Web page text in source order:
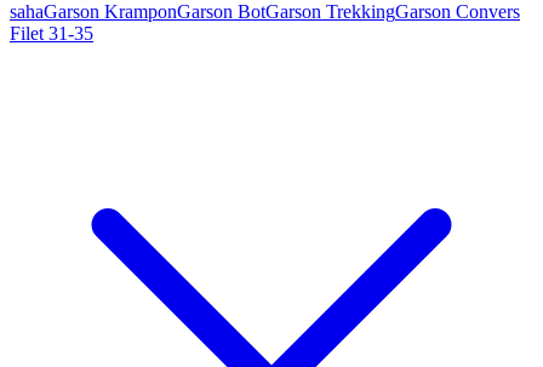
sahaGarson KramponGarson BotGarson TrekkingGarson Convers
Filet 31-35